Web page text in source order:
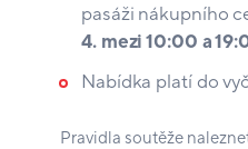
pasáži nákupního
4. mezi 10:00 a
Nabídka platí do
Pravidla soutěže